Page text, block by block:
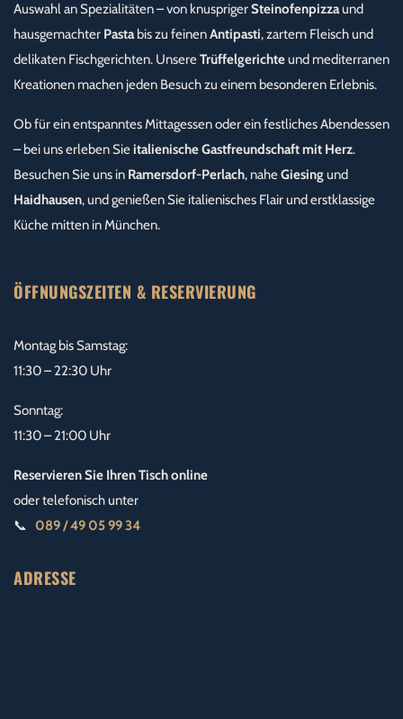
Auswahl an Spezialitäten – von knusprigerSteinofenpizzaund
hausgemachter Pastabis zu feinenAntipasti, zartem Fleisch und
delikaten Fischgerichten. UnsereTrüffelgerichteund mediterranen
Kreationen machen jeden Besuch zu einem besonderen Erlebnis.
Ob für ein entspanntes Mittagessen oder ein festliches Abendessen
– bei uns erleben Sieitalienische Gastfreundschaft mit Herz.
Besuchen Sie uns in Ramersdorf-Perlach, naheGiesingund
Haidhausen, und genießen Sie italienisches Flair und erstklassige
Küche mitten in München.
ÖFFNUNGSZEITEN & RESERVIERUNG
Montag bis Samstag:
11:30 – 22:30 Uhr
Sonntag:
11:30 – 21:00 Uhr
Reservieren Sie Ihren Tisch online
oder telefonisch unter
📞 089 / 49 05 99 34
ADRESSE